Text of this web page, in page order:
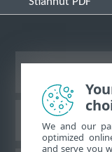
We and our
optimized
and serve you